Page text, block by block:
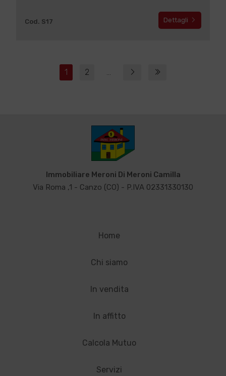
Cod. S17 Dettagli
1 2 ...
Immobiliare Meroni Di Meroni Camilla
Via Roma ,1 - Canzo (CO) - P.IVA 02331330130
Home
Chi siamo
In vendita
In affitto
Calcola Mutuo
Servizi